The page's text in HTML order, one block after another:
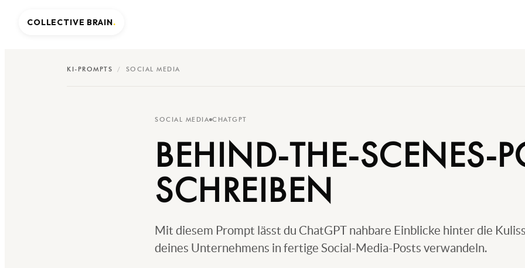
KI-PROMPTS / SOCIAL MEDIA
SOCIAL MEDIA CHATGPT
BEHIND-THE-SCENES-
SCHREIBEN
Mit diesem Prompt lässt du ChatGPT nahbare Einblicke hinter die
deines Unternehmens in fertige Social-Media-Posts verwandeln.
COLLECTIVE BRAIN.